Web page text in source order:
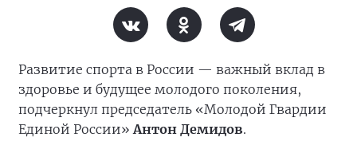
Развитие спорта в России — важный вклад в
здоровье и будущее молодого поколения,
подчеркнул председатель «Молодой Гвардии
Единой России»Антон Демидов.